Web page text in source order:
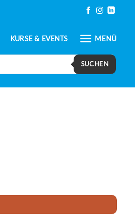
KURSE & EVENTS MENÜ
SUCHEN